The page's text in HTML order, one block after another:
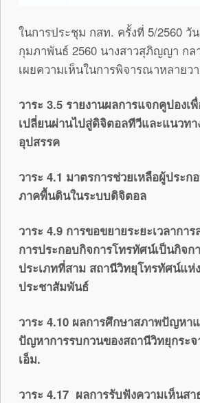
ในการประชุม กสท. ครั้งที่ 5/2560 วั
กุมภาพันธ์ 2560 นางสาวสุภิญญา กล
เผยความเห็นในการพิจารณาหลายว
วาระ 3.5 รายงานผลการแจกคูปองเ
เปลี่ยนผ่านไปสู่ดิจิตอลทีวีและแนวท
อุปสรรค
วาระ 4.1 มาตรการช่วยเหลือผู้ประ
ภาคพื้นดินในระบบดิจิตอล
วาระ 4.9 การขอขยายระยะเวลากา
การประกอบกิจการโทรทัศน์เป็นกิจก
ประเภทที่สาม สถานีวิทยุโทรทัศน์แห่
ประชาสัมพันธ์
วาระ 4.10 ผลการศึกษาสภาพปัญหา
ปัญหาการรบกวนของสถานีวิทยุกระจ
เอ็ม.
วาระ 4.17 ผลการรับฟังความเห็นส